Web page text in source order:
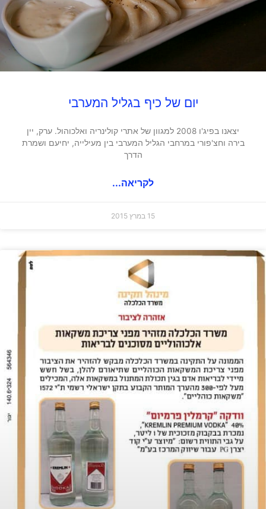
יום של כיף בגליל המערבי
יצאנו בפיג'ו 2008 למגוון של אתרי קולינריה ואלכוהול. ערק, יין
בירה וחצ'פורי במרחבי הגליל המערבי בין מעילייה, יחיעם ושמרת
הדרך
לקריאה...
15 במרץ 2015